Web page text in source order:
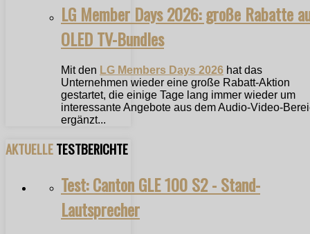
LG Member Days 2026: große Rabatte
OLED TV-Bundles
Mit den LG Members Days 2026 hat das
Unternehmen wieder eine große Rabatt-Aktion
gestartet, die einige Tage lang immer wieder um
interessante Angebote aus dem Audio-Video-
ergänzt...
AKTUELLETESTBERICHTE
Test: Canton GLE 100 S2 - Stand-
Lautsprecher